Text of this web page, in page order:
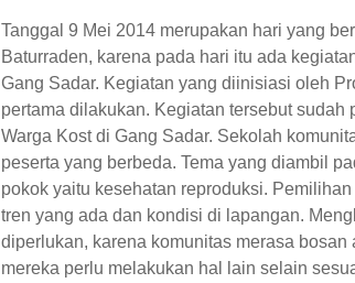
Tanggal 9 Mei 2014 merupakan hari yang
Baturraden, karena pada hari itu ada
Gang Sadar. Kegiatan yang diinisiasi oleh
pertama dilakukan. Kegiatan tersebut
Warga Kost di Gang Sadar. Sekolah
peserta yang berbeda. Tema yang diambil
pokok yaitu kesehatan reproduksi.
tren yang ada dan kondisi di lapangan.
diperlukan, karena komunitas merasa
mereka perlu melakukan hal lain selain